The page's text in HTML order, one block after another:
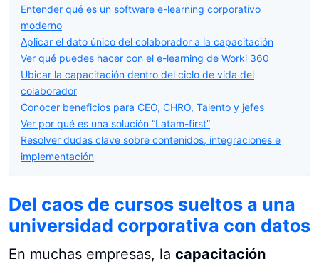
Entender qué es un software e-learning corporativo
moderno
Aplicar el dato único del colaborador a la capacitación
Ver qué puedes hacer con el e-learning de Worki 360
Ubicar la capacitación dentro del ciclo de vida del
colaborador
Conocer beneficios para CEO, CHRO, Talento y jefes
Ver por qué es una solución “Latam-first”
Resolver dudas clave sobre contenidos, integraciones e
implementación
Del caos de cursos sueltos a una
universidad corporativa con datos
En muchas empresas, la capacitación